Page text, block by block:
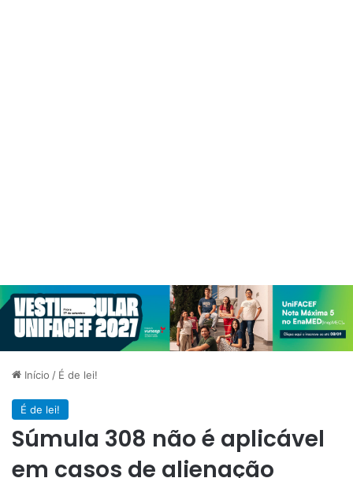
Início / É de lei!
É de lei!
Súmula 308 não é aplicável
em casos de alienação